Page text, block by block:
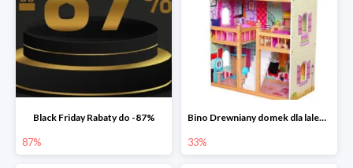
Black Friday Rabaty do -87%
87%
Bino Drewniany domek dla lalek z mebelkami -33%
33%